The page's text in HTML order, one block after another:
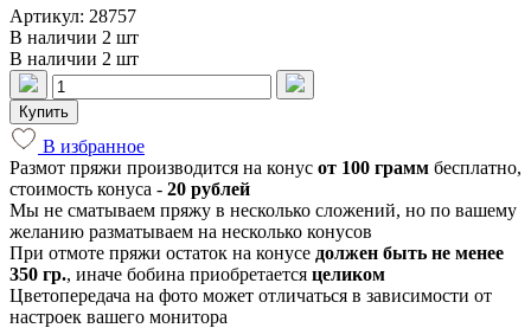
Артикул: 28757
В наличии 2 шт
В наличии 2 шт
Купить
В избранное
Размот пряжи производится на конус от 100 грамм бесплатно,
стоимость конуса - 20 рублей
Мы не сматываем пряжу в несколько сложений, но по вашему
желанию разматываем на несколько конусов
При отмоте пряжи остаток на конусе должен быть не менее
350 гр., иначе бобина приобретается целиком
Цветопередача на фото может отличаться в зависимости от
настроек вашего монитора